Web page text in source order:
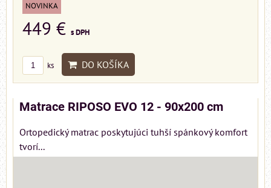
NOVINKA
449 € s DPH
ks DO KOŠÍKA
Matrace RIPOSO EVO 12 - 90x200 cm
Ortopedický matrac poskytujúci tuhší spánkový komfort
tvorí...